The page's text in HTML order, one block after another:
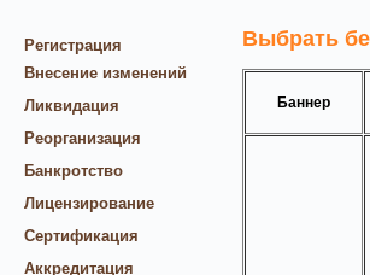
Регистрация
Внесение изменений
Ликвидация
Реорганизация
Банкротство
Лицензирование
Сертификация
Аккредитация
Выбрать
Баннер